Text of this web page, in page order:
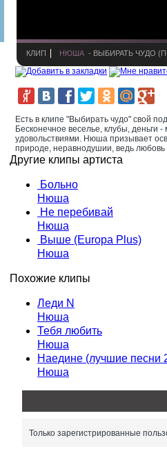
КЛИП НЮША - ВЫБИРАТЬ ЧУДО
Есть в клипе "Выбирать чудо" свой
Бесконечное веселье, клубы,
удовольствиями. Нюша призывает
природе, неравнодушии, ведь любовь
Другие клипы артиста
Больно
Нюша
Не перебивай
Нюша
Выше (Europa Plus)
Нюша
Похожие клипы
Леди N
Нюша
Тебя любить
Нюша
Наедине (лучшие песни
Нюша
Только зарегистрированные